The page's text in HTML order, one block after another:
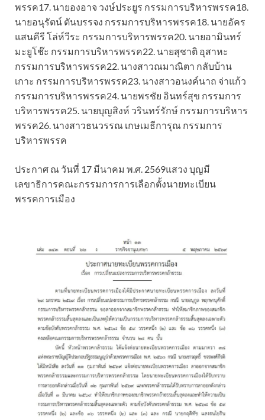
พรรค17. นายองอาจ วงษ์ประยูร กรรมการบริหารพรรค18.
นายอนุรัตน์ ตันบรรจง กรรมการบริหารพรรค18. นายอัคร
แสนคีรี โล่ห์วีระ กรรมการบริหารพรรค20. นายอามินทร์
มะยูโช๊ะ กรรมการบริหารพรรค22. นายสุชาติ อุสาหะ
กรรมการบริหารพรรค22. นางสาวณมาณิตา กลับบ้าน
เกาะ กรรมการบริหารพรรค23. นางสาวอนงค์นาถ จ่าแก้ว
กรรมการบริหารพรรค24. นายพรชัย อินทร์สุข กรรมการ
บริหารพรรค25. นายบุญสิงห์ วรินทร์รักษ์ กรรมการบริหาร
พรรค26. นางสาวธนวรรณ เกษเมธีการุณ กรรมการ
บริหารพรรค
ประกาศ ณ วันที่ 17 มีนาคม พ.ศ. 2569แสวง บุญมี
เลขาธิการคณะกรรมการการเลือกตั้งนายทะเบียน
พรรคการเมือง